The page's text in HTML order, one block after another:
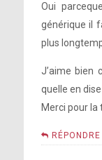
ici]
Oui
générique il
plus
J’aime bien
quelle en
Merci pour la
RÉPONDRE